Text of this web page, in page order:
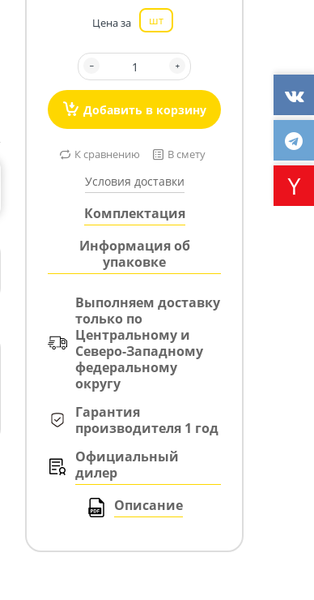
Цена за шт
Добавить в корзину
К сравнению В смету
Условия доставки
Комплектация
Информация об
упаковке
Выполняем доставку
только по
Центральному и
Северо-Западному
федеральному
округу
Гарантия
производителя 1 год
Официальный
дилер
Описание